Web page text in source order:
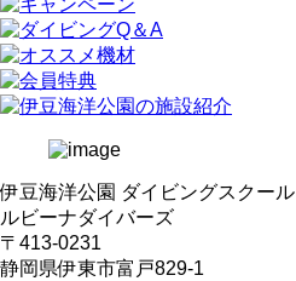
伊豆海洋公園 ダイビングスクール
ルビーナダイバーズ
〒413-0231
静岡県伊東市富戸829-1